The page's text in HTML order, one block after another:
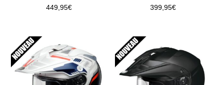
449,95€ 399,95€